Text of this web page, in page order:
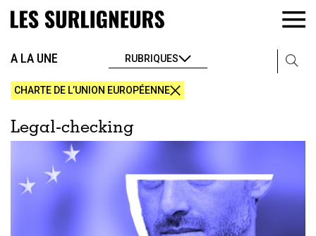
A LA UNE RUBRIQUES
CHARTE DE L’UNION EUROPÉENNE
Legal-checking